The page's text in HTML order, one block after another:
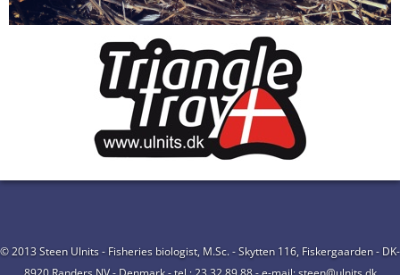
© 2013 Steen Ulnits - Fisheries biologist, M.Sc. - Skytten 116, Fiskergaarden - DK-